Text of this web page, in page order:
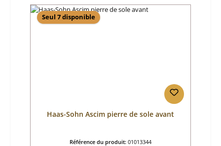
Seul 7 disponible
Haas-Sohn Ascim pierre de sole avant
Référence du produit: 01013344